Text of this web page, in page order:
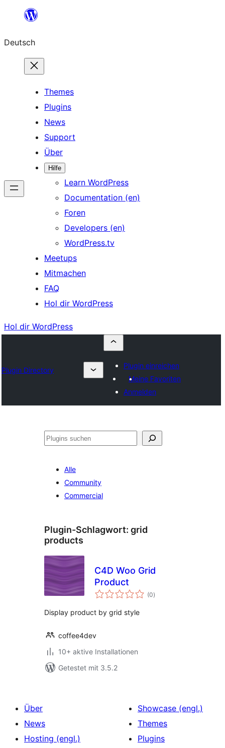
springen
Deutsch
Themes
Plugins
News
Support
Über
Hilfe
Learn WordPress
Documentation (en)
Foren
Developers (en)
WordPress.tv
Meetups
Mitmachen
FAQ
Hol dir WordPress
Hol dir WordPress
Plugin Directory
Plugin einreichen
Meine Favoriten
Anmelden
Suchen
Alle
Community
Commercial
Plugin-Schlagwort: grid
products
C4D Woo Grid
Product
(0Bewertungen
insgesamt
)
Display product by grid style
coffee4dev
10+ aktive Installationen
Getestet mit 3.5.2
Über
News
Hosting (engl.)
Showcase (engl.)
Themes
Plugins